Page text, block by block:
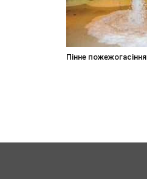
Пінне пожежогасіння